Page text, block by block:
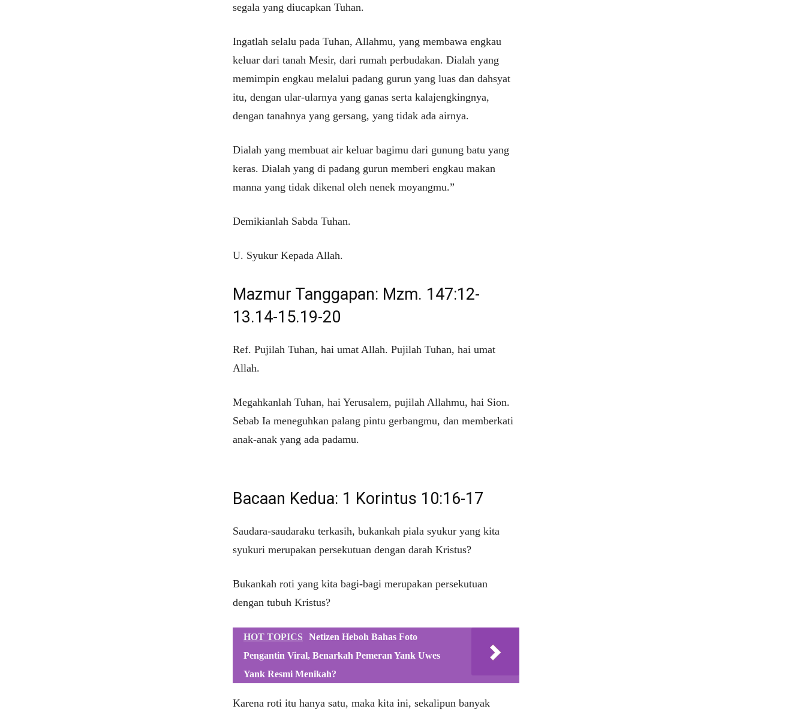
segala yang diucapkan Tuhan.
Ingatlah selalu pada Tuhan, Allahmu, yang membawa engkau
keluar dari tanah Mesir, dari rumah perbudakan. Dialah yang
memimpin engkau melalui padang gurun yang luas dan dahsyat
itu, dengan ular-ularnya yang ganas serta kalajengkingnya,
dengan tanahnya yang gersang, yang tidak ada airnya.
Dialah yang membuat air keluar bagimu dari gunung batu yang
keras. Dialah yang di padang gurun memberi engkau makan
manna yang tidak dikenal oleh nenek moyangmu.”
Demikianlah Sabda Tuhan.
U. Syukur Kepada Allah.
Mazmur Tanggapan: Mzm. 147:12-
13.14-15.19-20
Ref. Pujilah Tuhan, hai umat Allah. Pujilah Tuhan, hai umat
Allah.
Megahkanlah Tuhan, hai Yerusalem, pujilah Allahmu, hai Sion.
Sebab Ia meneguhkan palang pintu gerbangmu, dan memberkati
anak-anak yang ada padamu.
Bacaan Kedua: 1 Korintus 10:16-17
Saudara-saudaraku terkasih, bukankah piala syukur yang kita
syukuri merupakan persekutuan dengan darah Kristus?
Bukankah roti yang kita bagi-bagi merupakan persekutuan
dengan tubuh Kristus?
HOT TOPICS Netizen Heboh Bahas Foto
Pengantin Viral, Benarkah Pemeran Yank Uwes
Yank Resmi Menikah?
Karena roti itu hanya satu, maka kita ini, sekalipun banyak